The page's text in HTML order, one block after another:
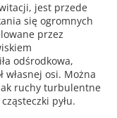
jest przede
się ogromnych
przez
odśrodkowa,
własnej osi. Można
ruchy turbulentne
pyłu.